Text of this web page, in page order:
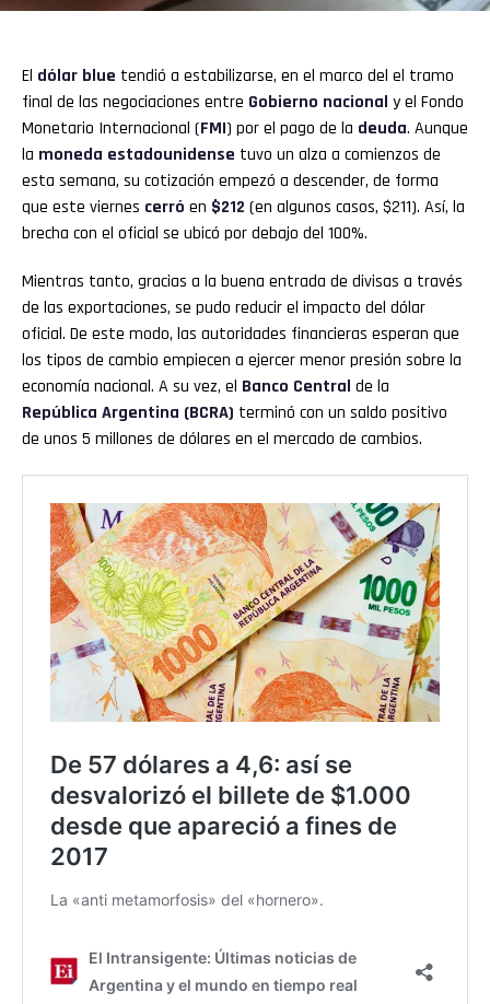
El dólar blue tendió a estabilizarse, en el marco del el tramo
final de las negociaciones entre Gobierno nacional y el Fondo
Monetario Internacional (FMI) por el pago de la deuda. Aunque
la moneda estadounidense tuvo un alza a comienzos de
esta semana, su cotización empezó a descender, de forma
que este viernes cerró en $212 (en algunos casos, $211). Así, la
brecha con el oficial se ubicó por debajo del 100%.
Mientras tanto, gracias a la buena entrada de divisas a través
de las exportaciones, se pudo reducir el impacto del dólar
oficial. De este modo, las autoridades financieras esperan que
los tipos de cambio empiecen a ejercer menor presión sobre la
economía nacional. A su vez, el Banco Central de la
República Argentina (BCRA) terminó con un saldo positivo
de unos 5 millones de dólares en el mercado de cambios.
Flipboard
Reddit
Pinterest
Whatsapp
Email